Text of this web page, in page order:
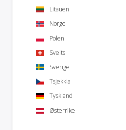
Litauen
Norge
Polen
Sveits
Sverige
Tsjekkia
Tyskland
Østerrike